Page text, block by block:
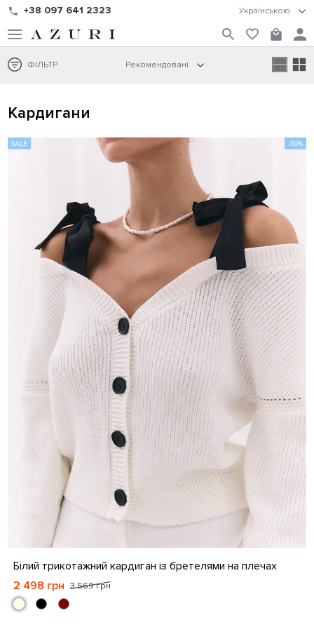
+38 097 641 2323 Українською
ФІЛЬТР Рекомендовані
Кардигани
S-M L-XL
Білий трикотажний кардиган із бретелями на плечах
3 569 грн
2 498 грн